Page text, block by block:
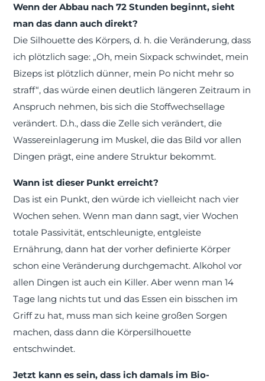
Wenn der Abbau nach 72 Stunden beginnt, sieht
man das dann auch direkt?
Die Silhouette des Körpers, d. h. die Veränderung, dass
ich plötzlich sage: „Oh, mein Sixpack schwindet, mein
Bizeps ist plötzlich dünner, mein Po nicht mehr so
straff“, das würde einen deutlich längeren Zeitraum in
Anspruch nehmen, bis sich die Stoffwechsellage
verändert. D.h., dass die Zelle sich verändert, die
Wassereinlagerung im Muskel, die das Bild vor allen
Dingen prägt, eine andere Struktur bekommt.
Wann ist dieser Punkt erreicht?
Das ist ein Punkt, den würde ich vielleicht nach vier
Wochen sehen. Wenn man dann sagt, vier Wochen
totale Passivität, entschleunigte, entgleiste
Ernährung, dann hat der vorher definierte Körper
schon eine Veränderung durchgemacht. Alkohol vor
allen Dingen ist auch ein Killer. Aber wenn man 14
Tage lang nichts tut und das Essen ein bisschen im
Griff zu hat, muss man sich keine großen Sorgen
machen, dass dann die Körpersilhouette
entschwindet.
Jetzt kann es sein, dass ich damals im Bio-